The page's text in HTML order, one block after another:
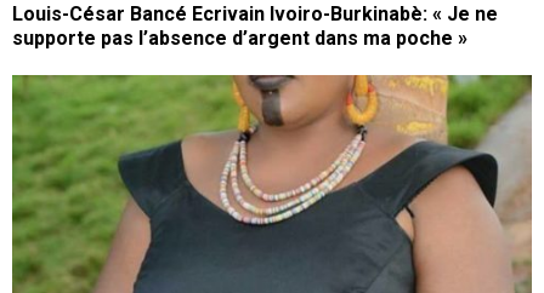
Louis-César Bancé Ecrivain Ivoiro-Burkinabè: « Je ne
supporte pas l’absence d’argent dans ma poche »